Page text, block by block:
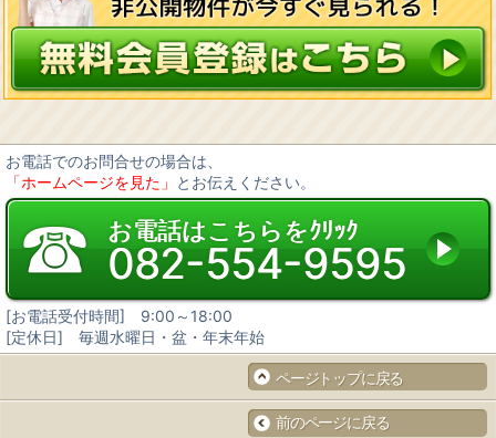
お電話でのお問合せの場合は、
「ホームページを見た」 とお伝えください。
☎ お電話はこちらをｸﾘｯｸ
082-554-9595
[お電話受付時間] 9:00～18:00
[定休日] 毎週水曜日・盆・年末年始
ページトップに戻る
前のページに戻る